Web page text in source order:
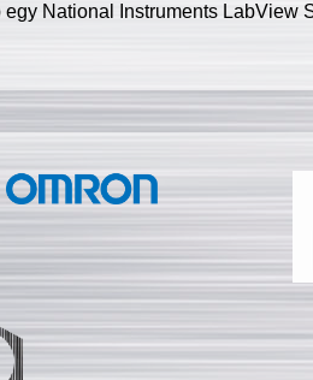
National Instruments LabView